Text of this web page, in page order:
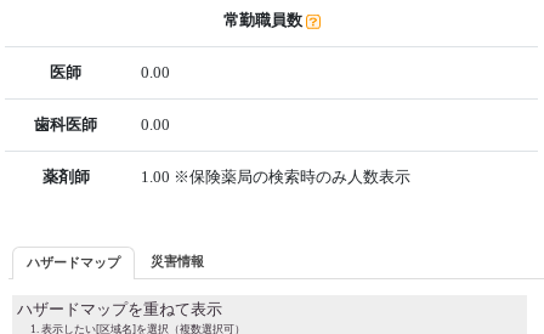
常勤職員数
医師 0.00
歯科医師 0.00
薬剤師 1.00 ※保険薬局の検索時のみ人数表示
ハザードマップ 災害情報
ハザードマップを重ねて表示
表示したい[区域名]を選択（複数選択可）